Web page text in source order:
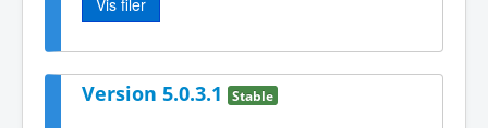
Vis filer
Version 5.0.3.1 Stable